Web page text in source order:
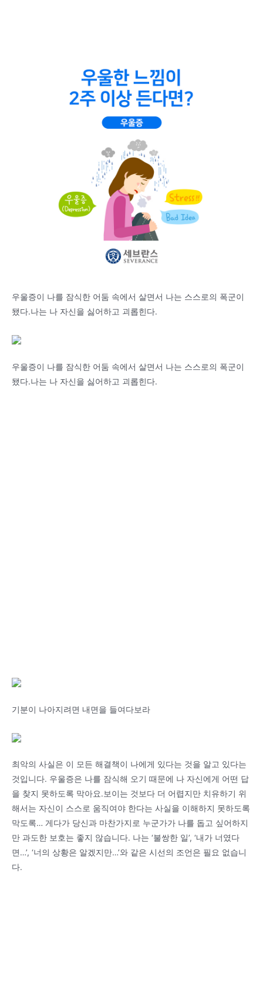
우울증이 나를 잠식한 어둠 속에서 살면서 나는 스스로의 폭군이
됐다.나는 나 자신을 싫어하고 괴롭힌다.
우울증이 나를 잠식한 어둠 속에서 살면서 나는 스스로의 폭군이
됐다.나는 나 자신을 싫어하고 괴롭힌다.
기분이 나아지려면 내면을 들여다보라
최악의 사실은 이 모든 해결책이 나에게 있다는 것을 알고 있다는
것입니다. 우울증은 나를 잠식해 오기 때문에 나 자신에게 어떤 답
을 찾지 못하도록 막아요.보이는 것보다 더 어렵지만 치유하기 위
해서는 자신이 스스로 움직여야 한다는 사실을 이해하지 못하도록
막도록… 게다가 당신과 마찬가지로 누군가가 나를 돕고 싶어하지
만 과도한 보호는 좋지 않습니다. 나는 ‘불쌍한 일’, ‘내가 너였다
면…’, ‘너의 상황은 알겠지만…’와 같은 시선의 조언은 필요 없습니
다.